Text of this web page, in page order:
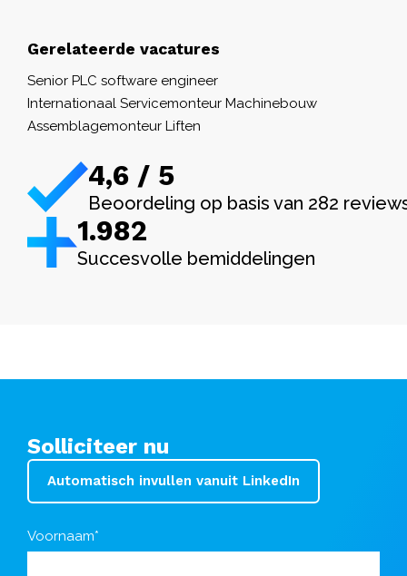
Gerelateerde vacatures
Senior PLC software engineer
Internationaal Servicemonteur Machinebouw
Assemblagemonteur Liften
4,6 / 5
Beoordeling op basis van 282
1.982
Succesvolle bemiddelingen
Solliciteer nu
Automatisch invullen vanuit LinkedIn
Voornaam*